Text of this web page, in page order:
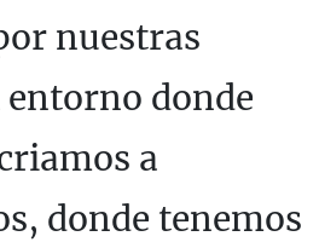
nuestras
donde
a
donde tenemos